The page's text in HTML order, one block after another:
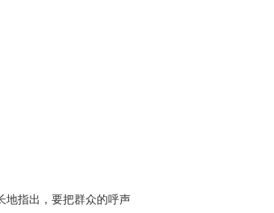
地指出，要把群众的呼声